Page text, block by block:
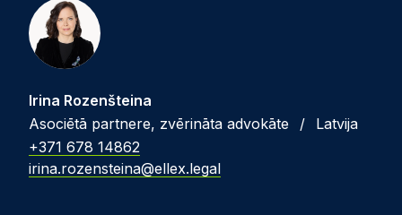
Irina Rozenšteina
Asociētā partnere, zvērināta advokāte
/
Latvija
+371 678 14862
irina.rozensteina@ellex.legal